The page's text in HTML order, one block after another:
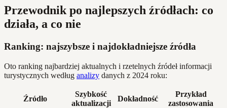
Przewodnik po najlepszych źródłach: co
działa, a co nie
Ranking: najszybsze i najdokładniejsze źródła
Oto ranking najbardziej aktualnych i rzetelnych źródeł informacji
turystycznych według analizy danych z 2024 roku:
Źródło
Szybkość
aktualizacji
Dokładność
Przykład
zastosowania